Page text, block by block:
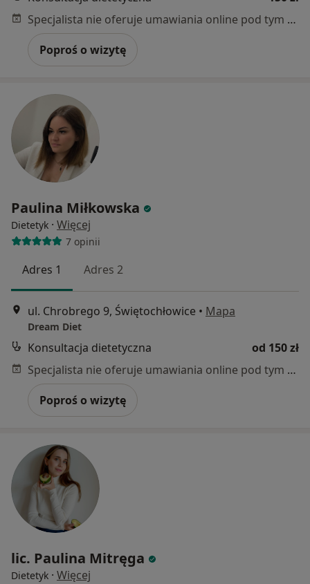
Specjalista nie oferuje umawiania online pod tym adresem.
Poproś o wizytę
Paulina Miłkowska
Dietetyk · Więcej
7 opinii
Adres 1 Adres 2
ul. Chrobrego 9, Świętochłowice • Mapa
Dream Diet
Konsultacja dietetyczna
od 150 zł
Specjalista nie oferuje umawiania online pod tym adresem.
Poproś o wizytę
lic. Paulina Mitręga
Dietetyk · Więcej